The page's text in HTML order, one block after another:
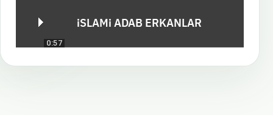
0:57
iSLAMi ADAB ERKANLAR